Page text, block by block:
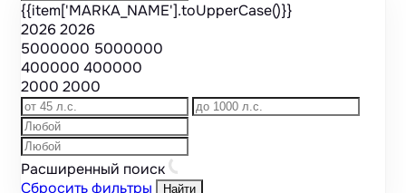
{{item['MARKA_NAME'].toUpperCase()}}
20262026
5000000 5000000
400000400000
20002000
Расширенный поиск
Сбросить фильтры
Найти